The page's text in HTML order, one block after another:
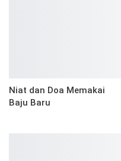
Niat dan Doa Memakai
Baju Baru